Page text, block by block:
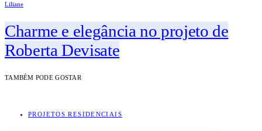
Liliane
Charme e elegância no projeto de
Roberta Devisate
TAMBÉM PODE GOSTAR
PROJETOS RESIDENCIAIS